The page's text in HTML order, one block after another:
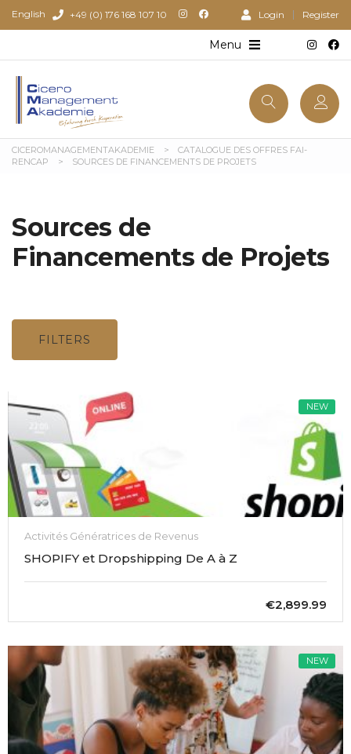
English Login Register
+49 (0) 176 168 107 10
CICEROMANAGEMENTAKADEMIE >
CATALOGUE DES OFFRES FAI-
RENCAP
> SOURCES DE FINANCEMENTS DE PROJETS
Sources de
Financements de Projets
FILTERS
NEW
Activités Génératrices de Revenus
SHOPIFY et Dropshipping De A à Z
€2,899.99
NEW